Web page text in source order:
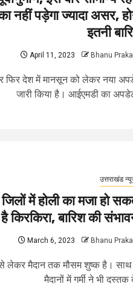
नहीं पड़ेगा ज्यादा असर,
इतनी
April 11, 2023 Bhanu
फिर देश में मानसून को लेकर नया
जारी किया है। आईएमडी का
उत्तराखंड
में होली का मजा हो
है किरकिरा, बारिश की
March 6, 2023 Bhanu
लेकर मैदान तक मौसम शुष्क है। साथ
मैदानों में गर्मी ने भी दस्तक